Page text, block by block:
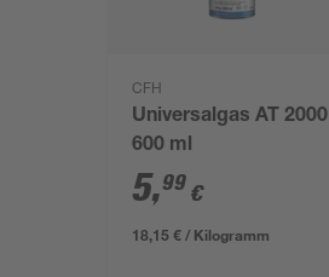
CFH
Universalgas AT 2000
600 ml
5,99 €
18,15 € / Kilogramm